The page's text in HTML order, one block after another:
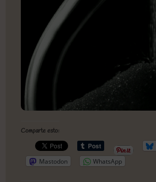
Comparte esto:
Mastodon
WhatsApp